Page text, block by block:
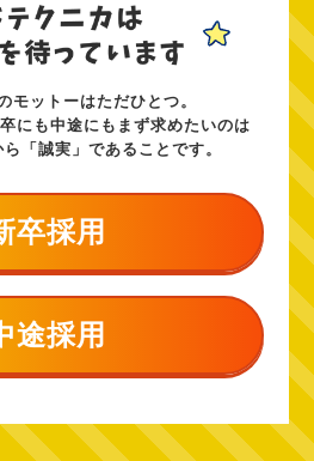
モットーはただひとつ。
にも中途にもまず求めたいのは
ら「誠実」であることです。
卒採用
途採用